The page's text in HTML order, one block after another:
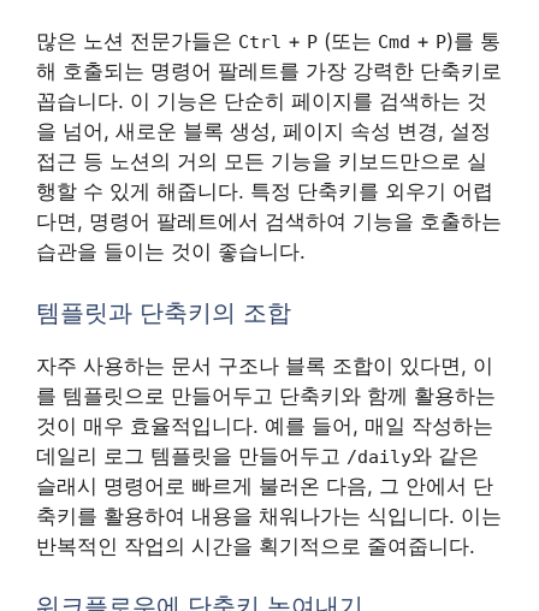
많은 노션 전문가들은 Ctrl + P (또는 Cmd + P)를 통
해 호출되는 명령어 팔레트를 가장 강력한 단축키로
꼽습니다. 이 기능은 단순히 페이지를 검색하는 것
을 넘어, 새로운 블록 생성, 페이지 속성 변경, 설정
접근 등 노션의 거의 모든 기능을 키보드만으로 실
행할 수 있게 해줍니다. 특정 단축키를 외우기 어렵
다면, 명령어 팔레트에서 검색하여 기능을 호출하는
습관을 들이는 것이 좋습니다.
템플릿과 단축키의 조합
자주 사용하는 문서 구조나 블록 조합이 있다면, 이
를 템플릿으로 만들어두고 단축키와 함께 활용하는
것이 매우 효율적입니다. 예를 들어, 매일 작성하는
데일리 로그 템플릿을 만들어두고 /daily와 같은
슬래시 명령어로 빠르게 불러온 다음, 그 안에서 단
축키를 활용하여 내용을 채워나가는 식입니다. 이는
반복적인 작업의 시간을 획기적으로 줄여줍니다.